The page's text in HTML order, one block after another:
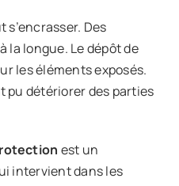
s’encrasser. Des
la longue. Le dépôt de
les éléments exposés.
pu détériorer des parties
est un
intervient dans les